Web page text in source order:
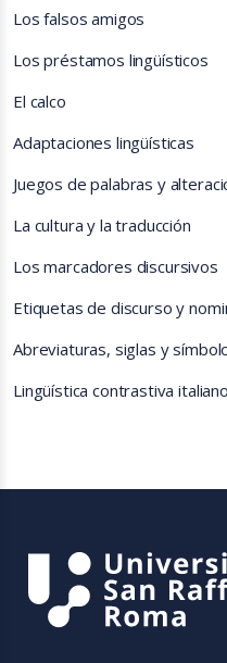
Los falsos amigos
Los préstamos lingüísticos
El calco
Adaptaciones lingüísticas
Juegos de palabras y
La cultura y la traducción
Los marcadores discursivos
Etiquetas de discurso y
Abreviaturas, siglas y
Lingüística contrastiva